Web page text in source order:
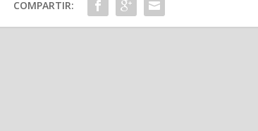
COMPARTIR: